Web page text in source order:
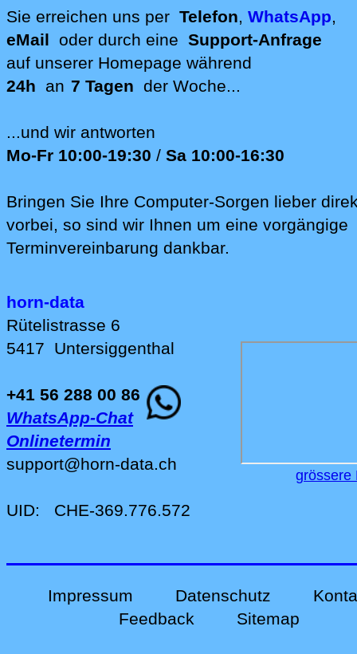
Standort
Sie erreichen uns per Telefon, WhatsApp,
eMail oder durch eine Support-Anfrage
auf unserer Homepage während
24h an 7 Tagen der Woche...
...und wir antworten
Mo-Fr 10:00-19:30 / Sa 10:00-16:30
Bringen Sie Ihre Computer-Sorgen lieber
vorbei, so sind wir Ih‍nen um eine vorgängige
Terminvereinbarung dankbar.
horn-data
Rütelistrasse 6
5417 Untersiggenthal
+41 56 288 00 86
WhatsApp-Chat
Onlinetermin
support@horn-data.ch
UID: CHE-369.776.572
grössere
Impressum Datenschutz
Feedback
Sitemap